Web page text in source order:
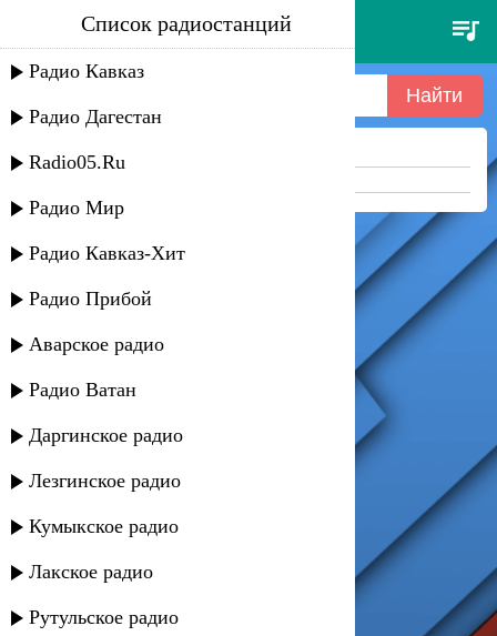
длят танцев - 038-sound33
Список радиостанций
Радио Кавказ
Радио Дагестан
Radio05.Ru
Радио Мир
Радио Кавказ-Хит
Радио Прибой
Аварское радио
Радио Ватан
Даргинское радио
Лезгинское радио
Кумыкское радио
Лакское радио
Рутульское радио
Ничего не найдено =(